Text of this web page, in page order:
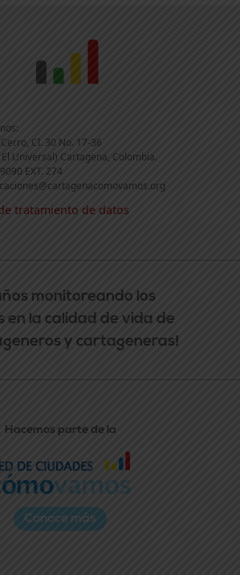
Cl. 30 No. 17-36
Universal) Cartagena, Colombia.
EXT. 274
tratamiento de datos
monitoreando los
en la calidad de vida de
y cartageneras!
Hacemos parte de la
Conoce más